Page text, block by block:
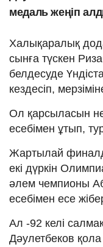
медаль жеңіп
Халықаралық
сынға түскен
белдесуде
кездесіп,
Ол қарсыласын
есебімен ұтып,
Жартылай
екі дүркін
әлем чемпионы
есебімен есе
Ал -92 келі
Дәулетбеков